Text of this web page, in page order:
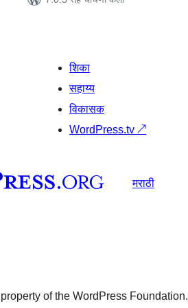
शिका
सहाय्य
विकासक
WordPress.tv↗
मराठी
of the WordPress Foundation.